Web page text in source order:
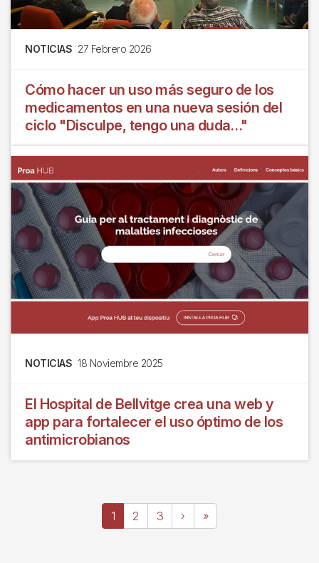
NOTICIAS 27 Febrero 2026
Cómo hacer un uso más seguro de los
medicamentos en una nueva sesión del
ciclo "Disculpe, tengo una duda…"
NOTICIAS 18 Noviembre 2025
El Hospital de Bellvitge crea una web y
app para fortalecer el uso óptimo de los
antimicrobianos
Página
actual
1 Page
2 Page
3
Siguiente
página
›
Última
página
»